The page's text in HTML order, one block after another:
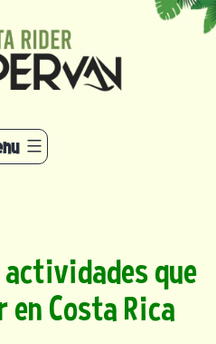
que
en Costa Rica